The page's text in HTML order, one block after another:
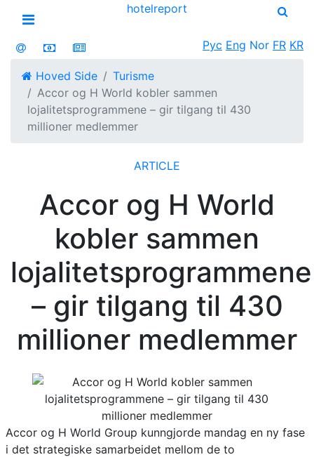
Open menu
hotelreport
Рус Eng Nor FR KR
Hoved Side
Turisme
Accor og H World kobler sammen
lojalitetsprogrammene – gir tilgang til 430
millioner medlemmer
ARTICLE
Accor og H World
kobler sammen
lojalitetsprogrammene
– gir tilgang til 430
millioner medlemmer
Accor og H World Group kunngjorde mandag en ny fase
i det strategiske samarbeidet mellom de to